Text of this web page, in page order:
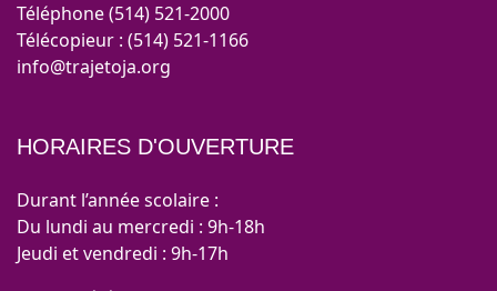
Téléphone (514) 521-2000
Télécopieur : (514) 521-1166
info@trajetoja.org
HORAIRES D'OUVERTURE
Durant l’année scolaire :
Du lundi au mercredi : 9h-18h
Jeudi et vendredi : 9h-17h